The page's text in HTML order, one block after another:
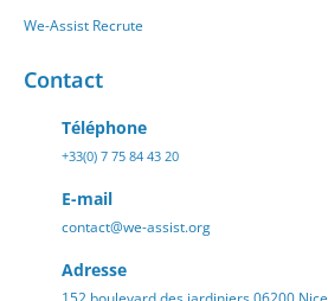
We-Assist Recrute
Contact
Téléphone
+33(0) 7 75 84 43 20
E-mail
contact@we-assist.org
Adresse